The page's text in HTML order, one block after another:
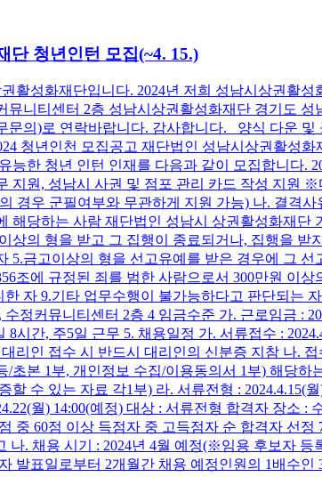
단 청년인턴 모집(~4. 15.)
활성화재단입니다. 2024년 저희 성남시상권활
뮤니티센터 2층 성남시상권활성화재단 경기도
문의)로 연락바랍니다. 감사합니다. 양식 다운
청년인천 모집공고 재단법인 성남시상권활성
능한 청년 인턴 인재를 다음과 같이 모집합니다.
지원, 성남시 사권 및 점포 관리 카드 작성 지원
경우 군필여부와 무관하게 지원 가능) 나. 결격
해당하는 사람 재단법인 성남시 상권활성화재
상의 형을 받고 그 집행이 종료되거나, 집행을
5.금고이상의 형을 선고유예를 받은 경우에 그
조에 규정된 죄를 범한 사람으로서 300만원 이
자 9.기타 업무수행이 불가능하다고 판단되는
정커뮤니티센터 2층 4 임금수준 가. 근로임금 :
8시간, 주5일 근무 5. 채용일정 가. 서류접수 :
리인 접수 시 반드시 대리인의 신분증 지참 나.
/초본 1부, 개인정보 수집/이용동의서 1부) 해당
할 수 있는 자료 각1부) 라. 서류전형 :
월) 14:00(예정) 대상 : 서류전형 합격자 장소
중 60점 이상 득점자 중 고득점자 순 합격자 선
나. 채용 시기 : 2024년 4월 예정(※임용 후보자
발표일로부터 2개월간 채용 예정인원의 1배수인